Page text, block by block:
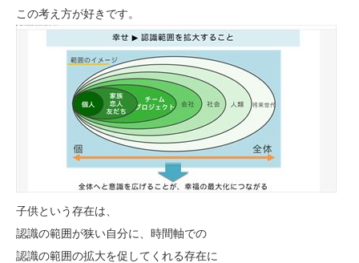
この考え方が好きです。
子供という存在は、
認識の範囲が狭い自分に、時間軸での
認識の範囲の拡大を促してくれる存在に